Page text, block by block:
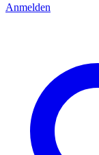
Anmelden